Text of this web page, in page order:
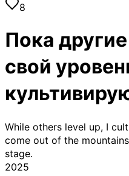
8
Пока
свой
While others level up, I
come out of the
stage.
2025